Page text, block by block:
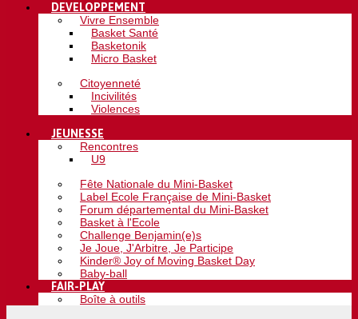
DEVELOPPEMENT
Vivre Ensemble
Basket Santé
Basketonik
Micro Basket
Citoyenneté
Incivilités
Violences
JEUNESSE
Rencontres
U9
Fête Nationale du Mini-Basket
Label Ecole Française de Mini-Basket
Forum départemental du Mini-Basket
Basket à l'Ecole
Challenge Benjamin(e)s
Je Joue, J'Arbitre, Je Participe
Kinder® Joy of Moving Basket Day
Baby-ball
FAIR-PLAY
Boîte à outils